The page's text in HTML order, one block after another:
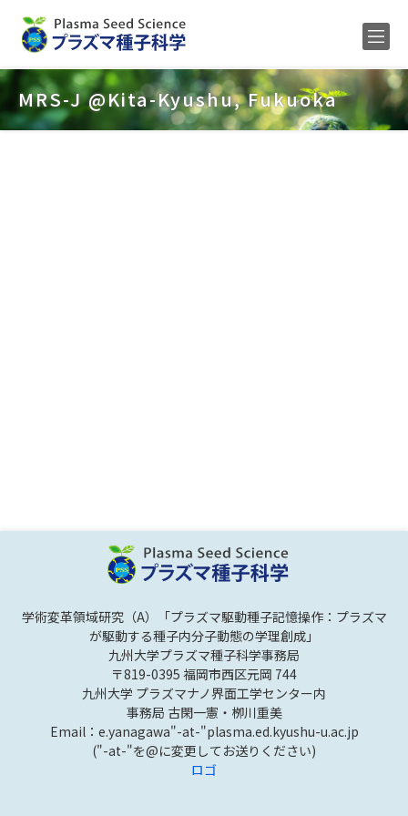
Home
メンバー
MRS-J @Kita-Kyushu, Fukuoka
学術変革領域研究（A）「プラズマ駆動種子記憶操作：プラズマ
が駆動する種子内分子動態の学理創成」
九州大学プラズマ種子科学事務局
〒819-0395 福岡市西区元岡 744
九州大学 プラズマナノ界面工学センター内
事務局 古閑一憲・栁川重美
Email：e.yanagawa"-at-"plasma.ed.kyushu-u.ac.jp
("-at-"を@に変更してお送りください)
ロゴ